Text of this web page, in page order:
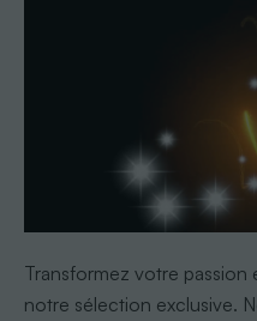
Transformez votre
notre sélection exclusive.